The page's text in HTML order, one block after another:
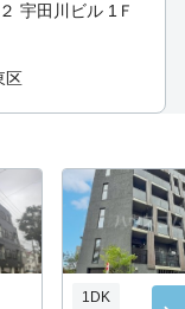
宇田川ビル 1Ｆ
区
1DK